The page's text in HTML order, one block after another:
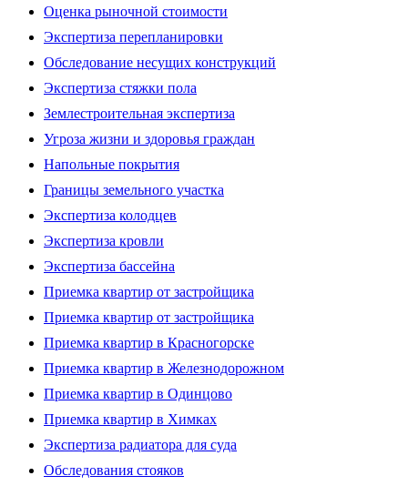
Оценка рыночной стоимости
Экспертиза перепланировки
Обследование несущих конструкций
Экспертиза стяжки пола
Землестроительная экспертиза
Угроза жизни и здоровья граждан
Напольные покрытия
Границы земельного участка
Экспертиза колодцев
Экспертиза кровли
Экспертиза бассейна
Приемка квартир от застройщика
Приемка квартир от застройщика
Приемка квартир в Красногорске
Приемка квартир в Железнодорожном
Приемка квартир в Одинцово
Приемка квартир в Химках
Экспертиза радиатора для суда
Обследования стояков